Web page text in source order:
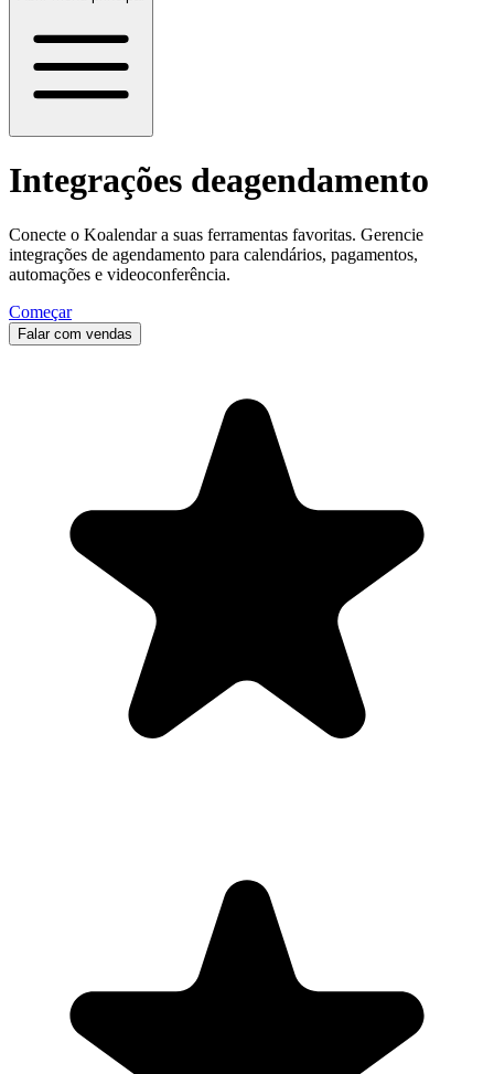
Integrações deagendamento
Conecte o Koalendar a suas ferramentas favoritas. Gerencie
integrações de agendamento para calendários, pagamentos,
automações e videoconferência.
Começar
Falar com vendas